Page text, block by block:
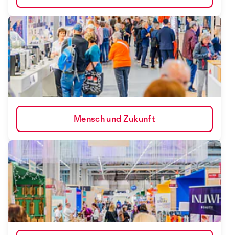
Mensch und Zukunft